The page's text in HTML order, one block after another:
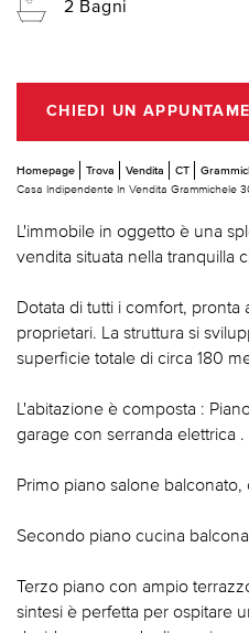
2 Bagni
CHIEDI UN
Homepage Trova Vendita CT
Casa Indipendente In Vendita Grammichele
L'immobile in oggetto è una
vendita situata nella tranquilla
Dotata di tutti i comfort,
proprietari. La struttura si
superficie totale di circa 180
L'abitazione è composta :
garage con serranda elettrica .
Primo piano salone
Secondo piano cucina
Terzo piano con ampio
sintesi è perfetta per ospitare